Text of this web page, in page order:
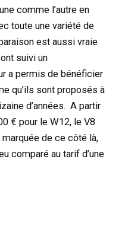
comme l’autre en
toute une variété de
est aussi vraie
suivi un
a permis de bénéficier
qu’ils sont proposés à
d’années. A partir
€ pour le W12, le V8
de ce côté là,
comparé au tarif d’une